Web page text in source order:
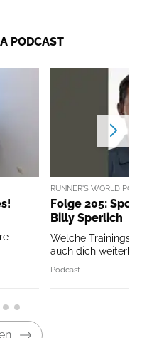
PODCAST
RUNNER'S WORLD
Folge 205:
Billy Sperlich
Welche
auch dich
Podcast